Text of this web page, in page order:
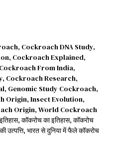
, Cockroach DNA Study,
, Cockroach Explained,
Cockroach From India,
, Cockroach Research,
, Genomic Study Cockroach,
Origin, Insect Evolution,
Origin, World Cockroach
, कॉकरोच का इतिहास, कॉकरोच
उत्पत्ति, भारत से दुनिया में फैले कॉकरोच